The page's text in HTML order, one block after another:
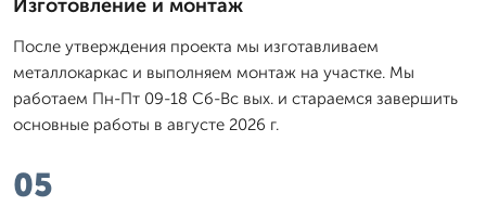
Изготовление и монтаж
После утверждения проекта мы изготавливаем
металлокаркас и выполняем монтаж на участке. Мы
работаем Пн-Пт 09-18 Сб-Вс вых. и стараемся завершить
основные работы в августе 2026 г.
05